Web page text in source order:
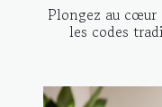
Plongez au cœur
les codes